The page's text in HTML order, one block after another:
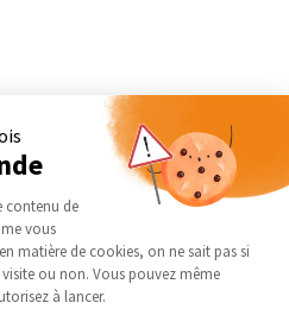
du
contenu de
vous
matière de cookies, on ne sait pas si
ou non. Vous pouvez même
à lancer.
consent